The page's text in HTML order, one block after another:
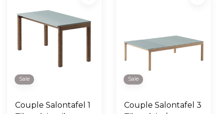
Sale
Couple Salontafel 1
Sale
Couple Salontafel 3